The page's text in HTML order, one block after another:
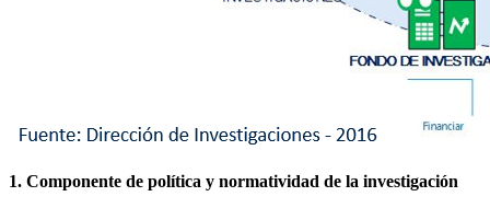
1. Componente de política y normatividad de la investigación